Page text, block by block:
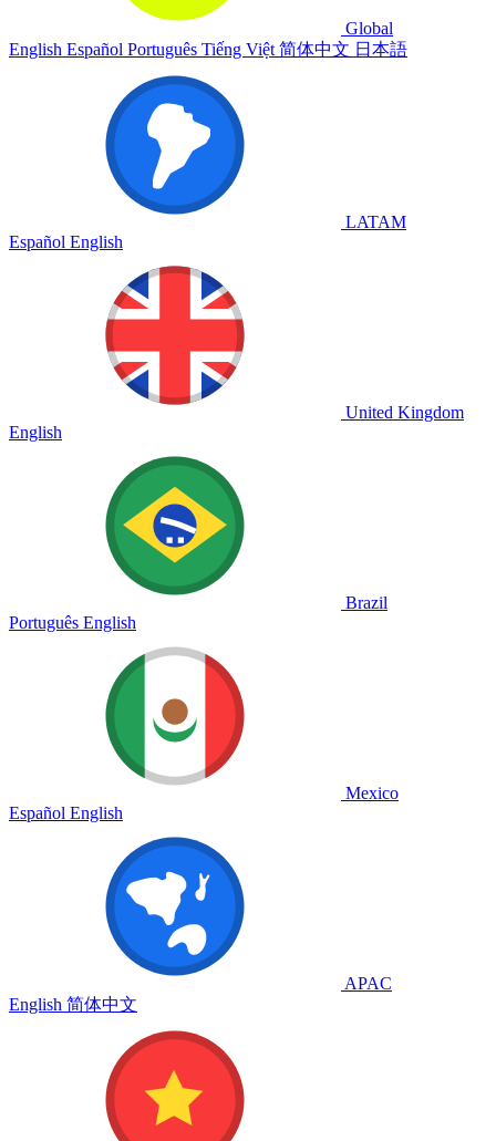
Global
English Español Português Tiếng Việt 简体中文 日本語
LATAM
Español English
United Kingdom
English
Brazil
Português English
Mexico
Español English
APAC
English 简体中文